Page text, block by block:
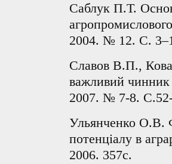
Саблук П.Т.
2004. № 12. С.
Славов В.П.,
важливий чинник
2007. № 7-8.
Ульянченко О.В.
потенціалу в
2006. 357с.